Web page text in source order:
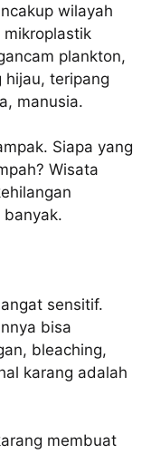
wilayah
mikroplastik
plankton,
hijau, teripang
manusia.
Siapa yang
Wisata
banyak.
sensitif.
bisa
bleaching,
karang adalah
membuat